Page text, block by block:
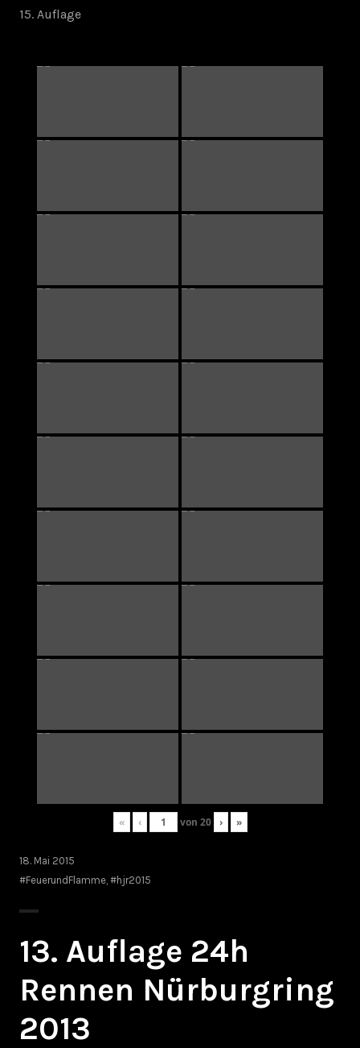
15. Auflage
« ‹ von 20 › »
18. Mai 2015
#FeuerundFlamme #hjr2015
13. Auflage 24h
Rennen Nürburgring
2013